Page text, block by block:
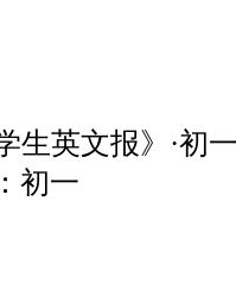
生英文报》·初
初一